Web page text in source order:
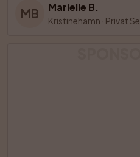
MB Marielle B.
Kristinehamn · Privat